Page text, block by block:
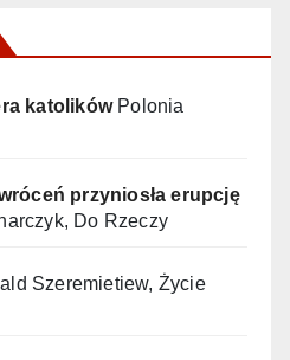
katolikówPolonia
przyniosła erupcję
Do Rzeczy
Szeremietiew, Życie